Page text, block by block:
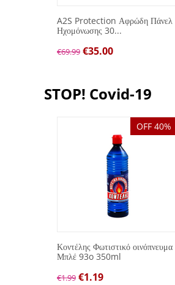
A2S Protection Αφρώδη Πάνελ
Ηχομόνωσης 30...
€69.99 €35.00
STOP! Covid-19
OFF 40%
Κοντέλης Φωτιστικό οινόπνευμα
Μπλέ 93o 350ml
€1.99 €1.19